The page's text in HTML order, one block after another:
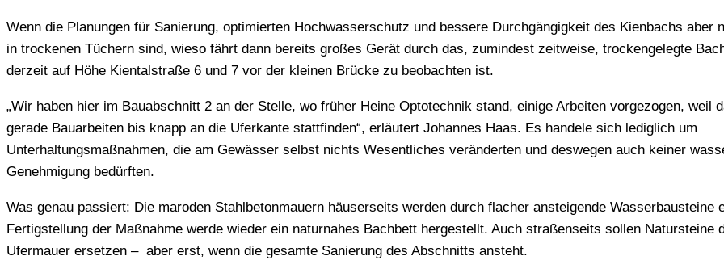
Wenn die Planungen für Sanierung, optimierten Hochwasserschutz und bessere Durchgängigkeit des Kienbachs aber
in trockenen Tüchern sind, wieso fährt dann bereits großes Gerät durch das, zumindest zeitweise, trockengelegte
derzeit auf Höhe Kientalstraße 6 und 7 vor der kleinen Brücke zu beobachten ist.
„Wir haben hier im Bauabschnitt 2 an der Stelle, wo früher Heine Optotechnik stand, einige Arbeiten vorgezogen, weil
gerade Bauarbeiten bis knapp an die Uferkante stattfinden“, erläutert Johannes Haas. Es handele sich lediglich um
Unterhaltungsmaßnahmen, die am Gewässer selbst nichts Wesentliches veränderten und deswegen auch keiner
Genehmigung bedürften.
Was genau passiert: Die maroden Stahlbetonmauern häuserseits werden durch flacher ansteigende Wasserbausteine
Fertigstellung der Maßnahme werde wieder ein naturnahes Bachbett hergestellt. Auch straßenseits sollen Natursteine
Ufermauer ersetzen – aber erst, wenn die gesamte Sanierung des Abschnitts ansteht.